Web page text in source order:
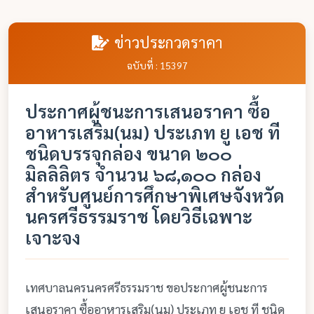
ข่าวประกวดราคา
ฉบับที่ : 15397
ประกาศผู้ชนะการเสนอราคา ซื้อ
อาหารเสริม(นม) ประเภท ยู เอช ที
ชนิดบรรจุกล่อง ขนาด ๒๐๐
มิลลิลิตร จำนวน ๖๘,๑๐๐ กล่อง
สำหรับศูนย์การศึกษาพิเศษจังหวัด
นครศรีธรรมราช โดยวิธีเฉพาะ
เจาะจง
เทศบาลนครนครศรีธรรมราช ขอประกาศผู้ชนะการ
เสนอราคา ซื้ออาหารเสริม(นม) ประเภท ยู เอช ที ชนิด